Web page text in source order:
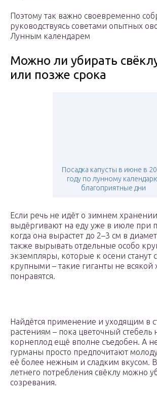
Поэтому так важно своевременно
руководствуясь советами опытных
Лунным календарем
Можно ли убирать
или позже срока
Посадка капусты в июне в
году по лунному
благоприятные дни
Если речь не идёт о зимнем
выдёргивают на еду уже в июле при
когда она вырастет до 2–3 см в
также вырывать отдельные особо
экземпляры, которые к осени станут
крупными – такие гиганты не всякой
понравятся.
Найдётся применение и уходящим в
растениям – пока цветочный стебель
корнеплод ещё вполне съедобен. А
гурманы просто предпочитают
её более нежным и сладким вкусом.
летнего потребления свёклу можно
созревания.